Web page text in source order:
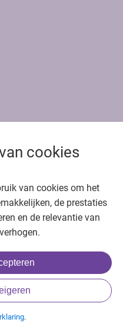
cookies
van cookies om het
de prestaties
en de relevantie van
.
van Oncologie.nu
of log in om verder te gaan
achternaam
account
rechten voorbehouden.